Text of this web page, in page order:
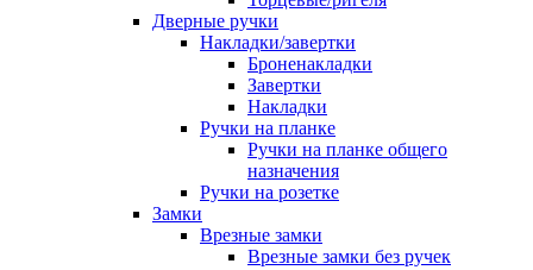
Дверные ручки
Накладки/завертки
Броненакладки
Завертки
Накладки
Ручки на планке
Ручки на планке общего
назначения
Ручки на розетке
Замки
Врезные замки
Врезные замки без ручек